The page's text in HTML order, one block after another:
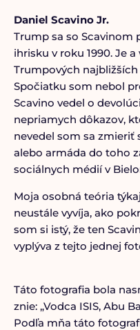
Daniel Scavino Jr.
Trump sa so Scavinom
ihrisku v roku 1990. Je
Trumpových
Spočiatku som nebol
Scavino vedel o
nepriamych dôkazov,
nevedel som sa zmieriť
alebo armáda do toho
sociálnych médií v
Moja osobná teória
neustále vyvíja, ako
som si istý, že ten
vyplýva z tejto jednej
Táto fotografia bola
znie: „Vodca ISIS, Abu
Podľa mňa táto